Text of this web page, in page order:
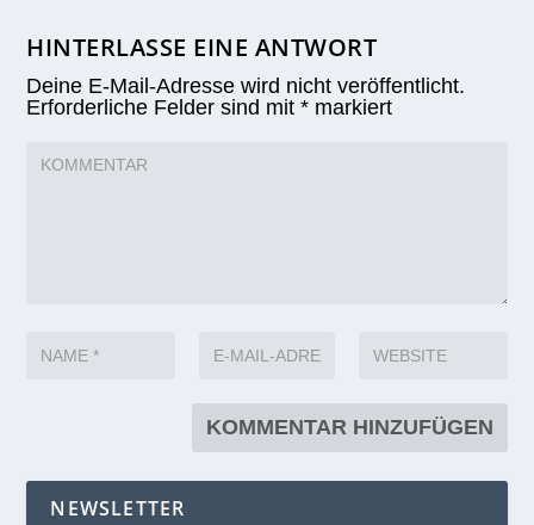
HINTERLASSE EINE ANTWORT
Deine E-Mail-Adresse wird nicht veröffentlicht.
Erforderliche Felder sind mit* markiert
NEWSLETTER